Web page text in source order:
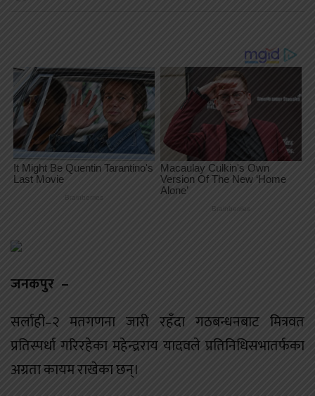
जनकपुर –
सर्लाही–२ मतगणना जारी रहँदा गठबन्धनबाट मित्रवत
प्रतिस्पर्धा गरिरहेका महेन्द्रराय यादवले प्रतिनिधिसभातर्फका
अग्रता कायम राखेका छन्।